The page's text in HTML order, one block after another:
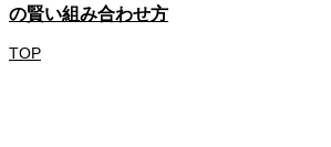
の賢い組み合わせ方
TOP